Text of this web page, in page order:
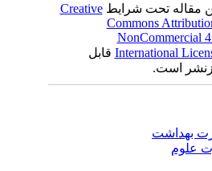
مقاله تحت شرایطCreative
Commons
Internationalقابل
است.
بهداشت
علوم